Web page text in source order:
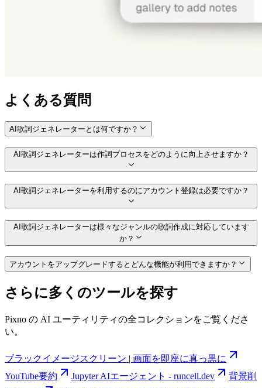
よくある質問
AI歌詞ジェネレーターとは何ですか？
AI歌詞ジェネレーターは作詞プロセスをどのように向上させますか？
AI歌詞ジェネレーターを利用するのにアカウント登録は必要ですか？
AI歌詞ジェネレーターは様々なジャンルの歌詞作成に対応しています
か？
アカウントをアップグレードするとどんな機能が利用できますか？
さらに多くのツールを探す
Pixno の AI ユーティリティの全コレクションをご覧くださ
い。
ブラックイメージスクリーン | 画面を即座に真っ黒に
YouTube要約
Jupyter AIエージェント - runcell.dev
背景削